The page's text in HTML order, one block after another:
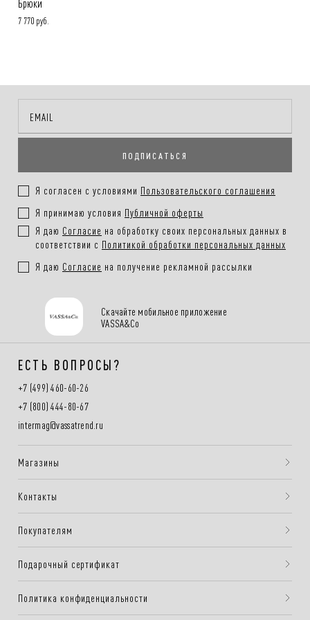
7 770 руб.
ПОДПИСАТЬСЯ
Я согласен с условиями Пользовательского соглашения
Я принимаю условия Публичной оферты
Я даю Согласие на обработку своих персональных данных в
соответствии с Политикой обработки персональных данных
Я даю Согласие на получение рекламной рассылки
Скачайте мобильное приложение
VASSA&Co
ЕСТЬ ВОПРОСЫ?
+7 (499) 460-60-26
+7 (800) 444-80-67
intermag@vassatrend.ru
Магазины
Контакты
Покупателям
Подарочный сертификат
Политика конфиденциальности